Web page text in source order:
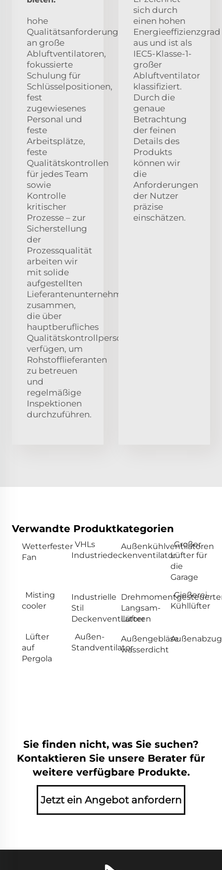
hohe
Qualitätsanforderungen
an große
Abluftventilatoren,
fokussierte
Schulung für
Schlüsselpositionen,
fest
zugewiesenes
Personal und
feste
Arbeitsplätze,
feste
Qualitätskontrollen
für jedes Team
sowie
Kontrolle
kritischer
Prozesse – zur
Sicherstellung
der
Prozessqualität
arbeiten wir
mit solide
aufgestellten
Lieferantenunternehmen
zusammen,
die über
hauptberufliches
Qualitätskontrollpersonal
verfügen, um
Rohstofflieferanten
zu betreuen
und
regelmäßige
Inspektionen
durchzuführen.
sich durch
einen hohen
Energieeffizienzgrad
aus und ist als
IEC5-Klasse-1-
großer
Abluftventilator
klassifiziert.
Durch die
genaue
Betrachtung
der feinen
Details des
Produkts
können wir
die
Anforderungen
der Nutzer
präzise
einschätzen.
Verwandte Produktkategorien
Wetterfester
Fan
VHLs
Industriedeckenventilator
Außenkühlventilatoren
Großer
Lüfter für
die
Garage
Misting
cooler
Industrielle
Stil
Deckenventilatoren
Langsam-
Lüfter
Gießerei-
Kühllüfter
Lüfter
auf
Pergola
Außen-
Standventilator
Außengebläse
wasserdicht
Sie finden nicht, was Sie suchen?
Kontaktieren Sie unsere Berater für
weitere verfügbare Produkte.
Jetzt ein Angebot anfordern